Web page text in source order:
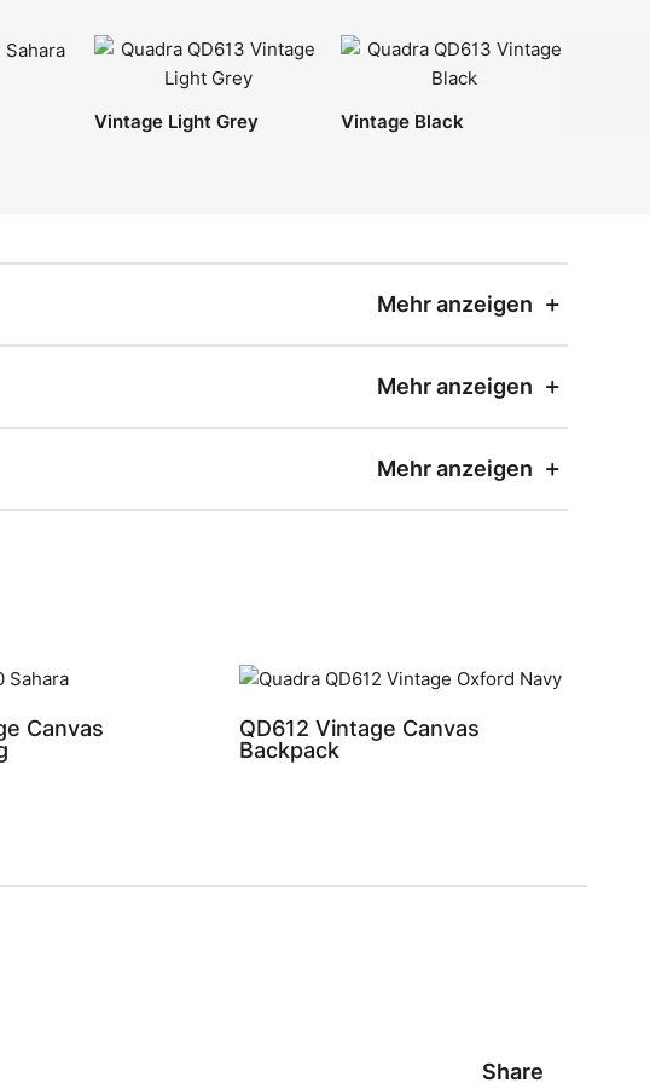
Vintage Light Grey
Vintage Black
Mehr anzeigen
Mehr anzeigen
Mehr anzeigen
Canvas
QD612 Vintage Canvas
Backpack
Share